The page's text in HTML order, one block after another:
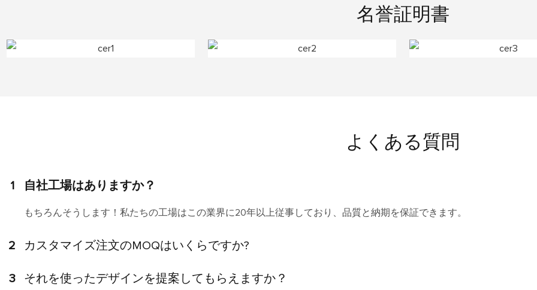
名誉証明書
よくある質問
1 自社工場はありますか？
もちろんそうします！私たちの工場はこの業界に20年以上従事しており、品質と納期を保証できます。
2 カスタマイズ注文のMOQはいくらですか?
3 それを使ったデザインを提案してもらえますか？